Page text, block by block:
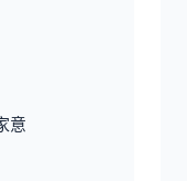
意